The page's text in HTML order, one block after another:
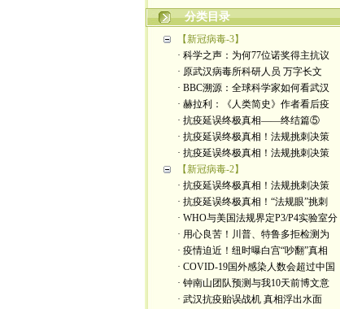
作者（格致夫）和出处（万维链接）
分类目录
【新冠病毒-3】
· 科学之声：为何77位诺奖得主抗议
· 原武汉病毒所科研人员 万字长文
· BBC溯源：全球科学家如何看武汉
· 赫拉利：《人类简史》作者看后疫
· 抗疫延误终极真相——终结篇⑤
· 抗疫延误终极真相！法规挑刺决策
· 抗疫延误终极真相！法规挑刺决策
【新冠病毒-2】
· 抗疫延误终极真相！法规挑刺决策
· 抗疫延误终极真相！“法规眼”挑刺
· WHO与美国法规界定P3/P4实验室分
· 用心良苦！川普、特鲁多拒检测为
· 疫情迫近！纽时曝白宫“吵翻”真相
· COVID-19国外感染人数会超过中国
· 钟南山团队预测与我10天前博文意
· 武汉抗疫贻误战机 真相浮出水面